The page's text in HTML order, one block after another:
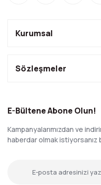
Kurumsal
Sözleşmeler
E-Bültene Abone Olun!
Kampanyalarımızdan ve
haberdar olmak istiyorsanız